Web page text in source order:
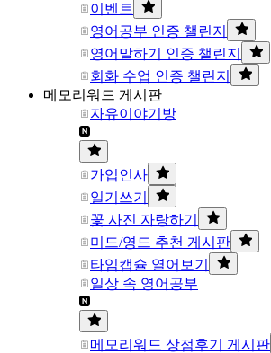
이벤트
영어공부 인증 챌린지
영어말하기 인증 챌린지
회화 수업 인증 챌린지
메모리워드 게시판
자유이야기방
가입인사
일기쓰기
꽃 사진 자랑하기
미드/영드 추천 게시판
타임캡슐 열어보기
일상 속 영어공부
메모리워드 상점후기 게시판